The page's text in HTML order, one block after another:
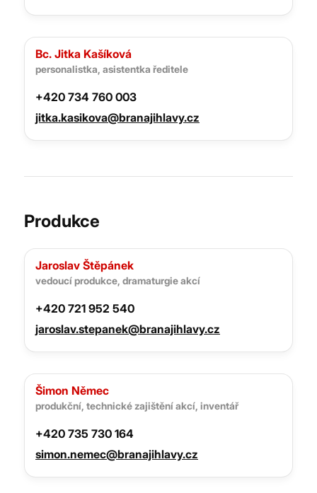
Bc. Jitka Kašíková
personalistka, asistentka ředitele
+420 734 760 003
jitka.kasikova@branajihlavy.cz
Produkce
Jaroslav Štěpánek
vedoucí produkce, dramaturgie akcí
+420 721 952 540
jaroslav.stepanek@branajihlavy.cz
Šimon Němec
produkční, technické zajištění akcí, inventář
+420 735 730 164
simon.nemec@branajihlavy.cz